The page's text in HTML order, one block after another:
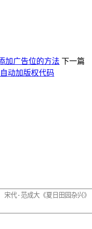
加广告位的方法 下一篇
动加版权代码